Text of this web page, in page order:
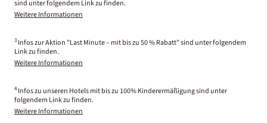
sind unter folgendem Link zu finden.
Weitere Informationen
3 Infos zur Aktion "Last Minute – mit bis zu 50 % Rabatt" sind unter folgendem
Link zu finden.
Weitere Informationen
4 Infos zu unseren Hotels mit bis zu 100% Kinderermäßigung sind unter
folgendem Link zu finden.
Weitere Informationen